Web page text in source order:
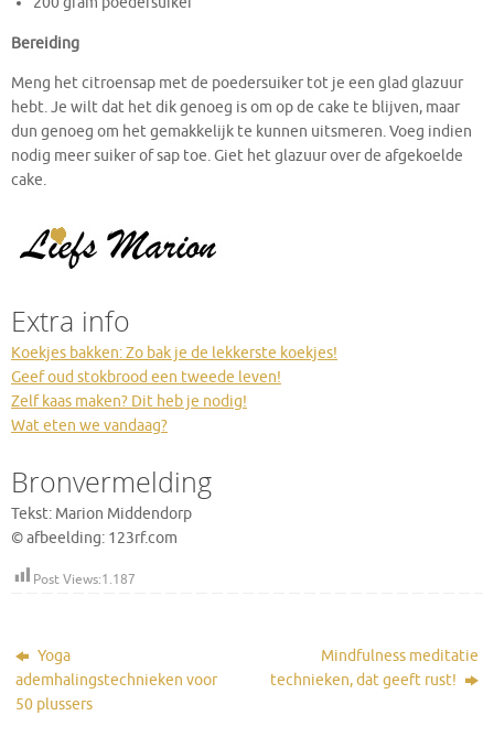
Bereiding
Meng het citroensap met de poedersuiker tot je een glad glazuur
hebt. Je wilt dat het dik genoeg is om op de cake te blijven, maar
dun genoeg om het gemakkelijk te kunnen uitsmeren. Voeg indien
nodig meer suiker of sap toe. Giet het glazuur over de afgekoelde
cake.
Extra info
Koekjes bakken: Zo bak je de lekkerste koekjes!
Geef oud stokbrood een tweede leven!
Zelf kaas maken? Dit heb je nodig!
Wat eten we vandaag?
Bronvermelding
Tekst: Marion Middendorp
© afbeelding: 123rf.com
Post Views:1.187
Yoga
ademhalingstechnieken voor
50 plussers
Mindfulness meditatie
technieken, dat geeft rust!